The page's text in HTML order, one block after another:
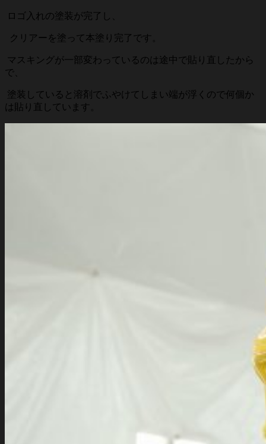
ロゴ入れの塗装が完了し、
クリアーを塗って本塗り完了です。
マスキングが一部変わっているのは途中で貼り直したから
で、
塗装していると溶剤でふやけてしまい端が浮くので何個か
は貼り直しています。